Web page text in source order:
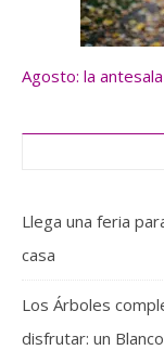
Agosto: la
Llega una feria
casa
Los Árboles
disfrutar: un